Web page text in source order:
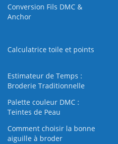
Conversion Fils DMC &
Anchor
Calculatrice toile et points
Estimateur de Temps :
Broderie Traditionnelle
Palette couleur DMC :
Teintes de Peau
Comment choisir la bonne
aiguille à broder